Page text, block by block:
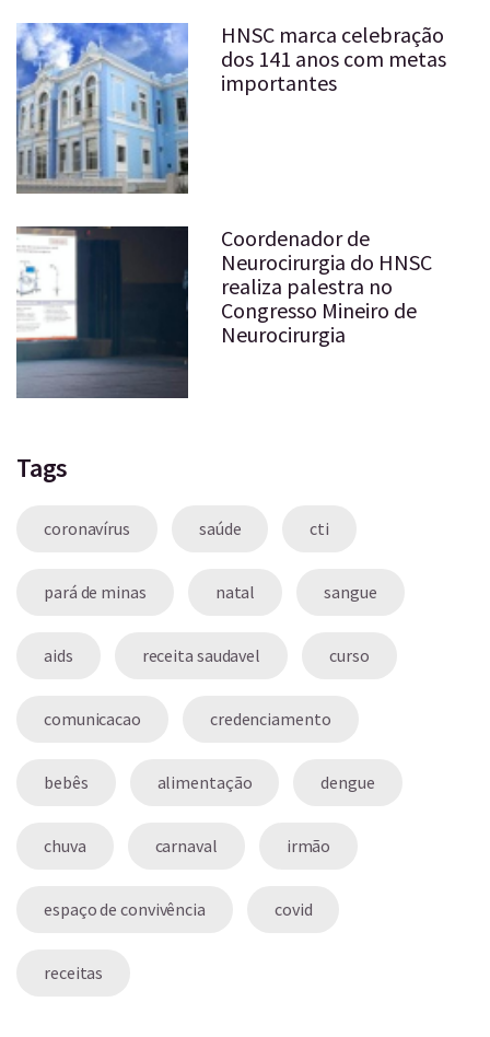
HNSC marca celebração
dos 141 anos com metas
importantes
Coordenador de
Neurocirurgia do HNSC
realiza palestra no
Congresso Mineiro de
Neurocirurgia
Tags
coronavírus saúde cti
pará de minas natal sangue
aids receita saudavel curso
comunicacao credenciamento
bebês alimentação dengue
chuva carnaval irmão
espaço de convivência covid
receitas